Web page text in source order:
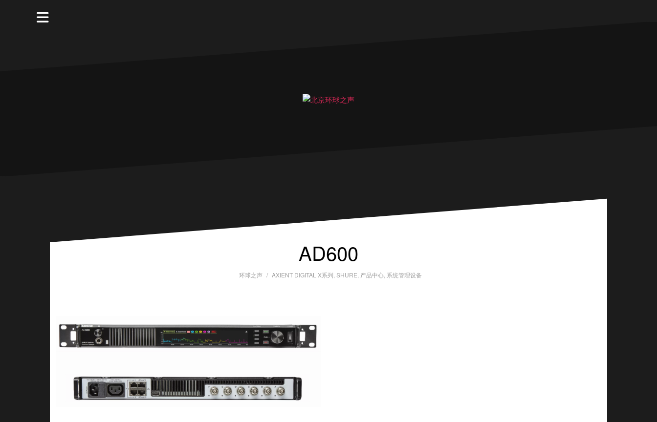
AD600
环球之声 AXIENT DIGITAL X系列 SHURE 产品中心 系统管理设备